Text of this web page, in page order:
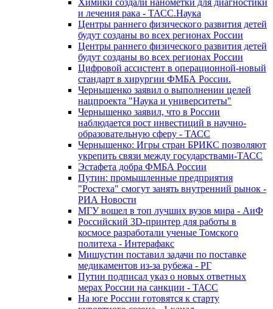
Химики создали нанометки для диагностики
и лечения рака - ТАСС.Наука
Центры раннего физического развития детей
будут созданы во всех регионах России
Центры раннего физического развития детей
будут созданы во всех регионах России
Цифровой ассистент в операционной-новый
стандарт в хирургии ФМБА России.
Чернышенко заявил о выполнении целей
нацпроекта "Наука и университеты"
Чернышенко заявил, что в России
наблюдается рост инвестиций в научно-
образовательную сферу - ТАСС
Чернышенко: Игры стран БРИКС позволяют
укрепить связи между государствами-ТАСС
Эстафета добра ФМБА России
Путин: промышленные предприятия
"Ростеха" смогут занять внутренний рынок -
РИА Новости
МГУ вошел в топ лучших вузов мира - АиФ
Российский 3D-принтер для работы в
космосе разработали ученые Томского
политеха - Интерафакс
Мишустин поставил задачи по поставке
медикаментов из-за рубежа - РГ
Путин подписал указ о новых ответных
мерах России на санкции - ТАСС
На юге России готовятся к старту